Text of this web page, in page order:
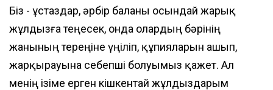
Біз - ұстаздар, әрбір баланы осындай жарық
жұлдызға теңесек, онда олардың бәрінің
жанының тереңіне үңіліп, құпияларын ашып,
жарқырауына себепші болуымыз қажет. Ал
менің ізіме ерген кішкентай жұлдыздарым